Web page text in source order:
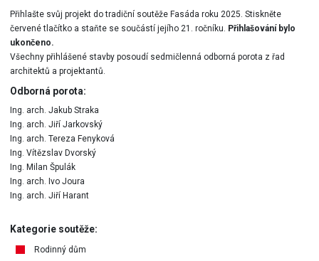
Přihlašte svůj projekt do tradiční soutěže Fasáda roku 2025. Stiskněte
červené tlačítko a staňte se součástí jejího 21. ročníku. Přihlašování bylo
ukončeno.
Všechny přihlášené stavby posoudí sedmičlenná odborná porota z řad
architektů a projektantů.
Odborná porota:
Ing. arch. Jakub Straka
Ing. arch. Jiří Jarkovský
Ing. arch. Tereza Fenyková
Ing. Vítězslav Dvorský
Ing. Milan Špulák
Ing. arch. Ivo Joura
Ing. arch. Jiří Harant
Kategorie soutěže:
Rodinný dům